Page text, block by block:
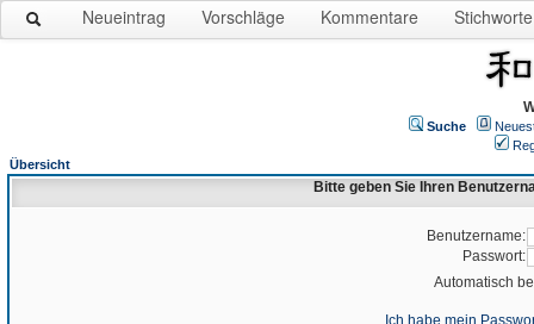
Neueintrag Vorschläge Kommentare Stichworte
Suche
Übersicht
Bitte geben Sie Ihren
Benutzername:
Passwort:
Automatisch
Ich habe mein